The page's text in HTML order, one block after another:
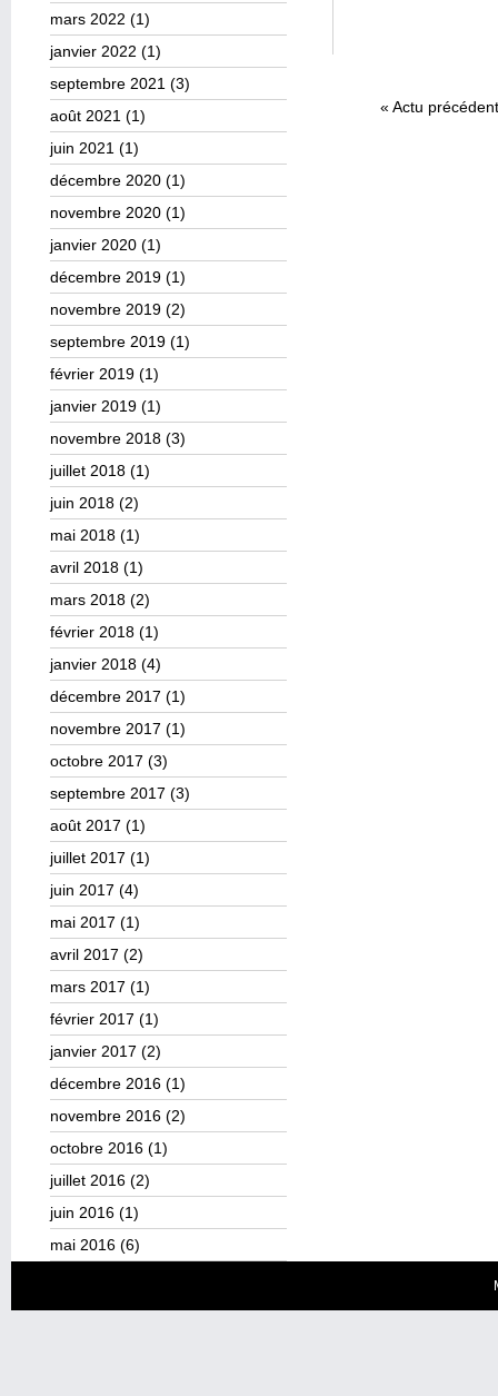
mars 2022 (1)
janvier 2022 (1)
septembre 2021 (3)
août 2021 (1)
juin 2021 (1)
décembre 2020 (1)
novembre 2020 (1)
janvier 2020 (1)
décembre 2019 (1)
novembre 2019 (2)
septembre 2019 (1)
février 2019 (1)
janvier 2019 (1)
novembre 2018 (3)
juillet 2018 (1)
juin 2018 (2)
mai 2018 (1)
avril 2018 (1)
mars 2018 (2)
février 2018 (1)
janvier 2018 (4)
décembre 2017 (1)
novembre 2017 (1)
octobre 2017 (3)
septembre 2017 (3)
août 2017 (1)
juillet 2017 (1)
juin 2017 (4)
mai 2017 (1)
avril 2017 (2)
mars 2017 (1)
février 2017 (1)
janvier 2017 (2)
décembre 2016 (1)
novembre 2016 (2)
octobre 2016 (1)
juillet 2016 (2)
juin 2016 (1)
mai 2016 (6)
« Actu